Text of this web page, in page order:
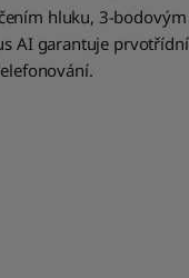
hluku, 3-bodovým
AI garantuje prvotřídní